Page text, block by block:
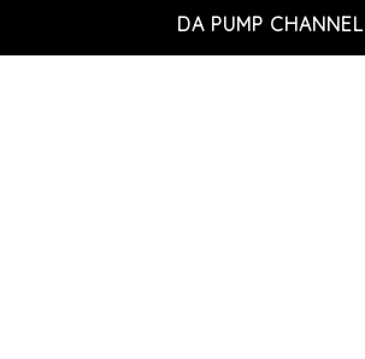
DA PUMP CHANNEL